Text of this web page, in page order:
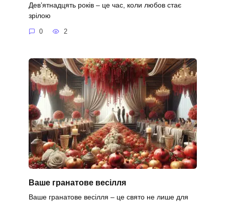
Дев’ятнадцять років – це час, коли любов стає
зрілою
0 2
Ваше гранатове весілля
Ваше гранатове весілля – це свято не лише для